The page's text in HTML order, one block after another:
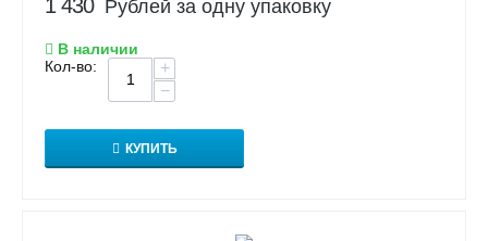
1 430 Рублей за одну упаковку
В наличии
Кол-во:
+
−
КУПИТЬ